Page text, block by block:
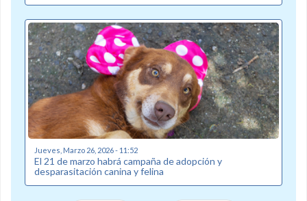
Jueves, Marzo 26, 2026 - 11:52
El 21 de marzo habrá campaña de adopción y
desparasitación canina y felina